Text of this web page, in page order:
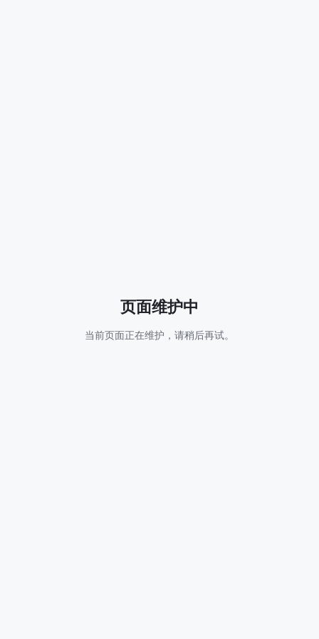
页面维护中
当前页面正在维护，请稍后再试。